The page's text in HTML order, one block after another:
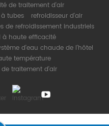
de traitement d'air
tubes
refroidisseur d'air
de refroidissement industriels
à haute efficacité
d'eau chaude de l'hôtel
température
traitement d'air